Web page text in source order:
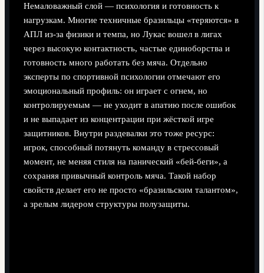
Немаловажный слой — психология и готовность к
нагрузкам. Многие техничные бразильцы «теряются» в
АПЛ из‑за физики и темпа, но Лукас вошел в лигах
через высокую контактность, частые единоборства и
готовность много работать без мяча. Отдельно
эксперты по спортивной психологии отмечают его
эмоциональный профиль: он играет с огнем, но
контролируемым — не уходит в апатию после ошибок
и не выпадает из концентрации при жёсткой игре
защитников. Внутри раздевалки это тоже ресурс:
игрок, способный потянуть команду в стрессовый
момент, не меняя стиля на панический «бей-беги», а
сохраняя привычный контроль мяча. Такой набор
свойств делает его не просто «бразильским талантом»,
а зрелым лидером структуры полузащиты.